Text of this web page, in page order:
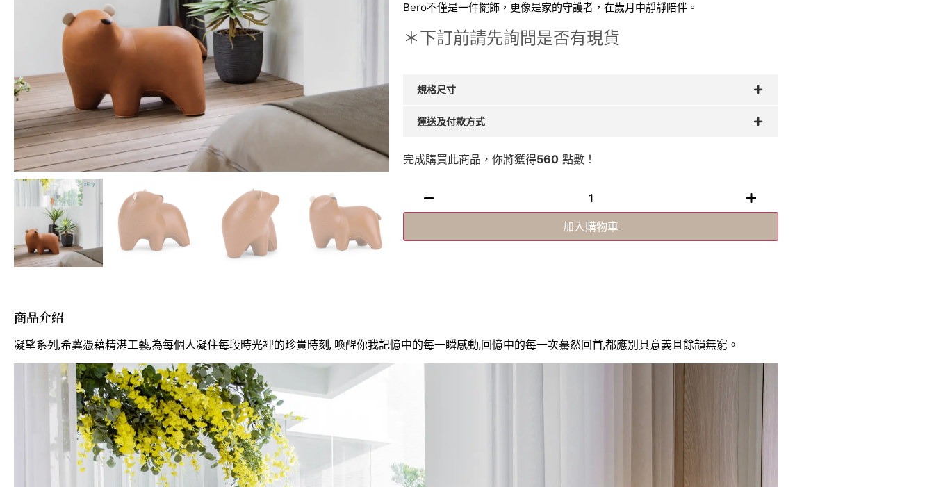
Bero不僅是一件擺飾，更像是家的守護者，在歲月中靜靜陪伴。
＊下訂前請先詢問是否有現貨
規格尺寸
運送及付款方式
完成購買此商品，你將獲得560 點數！
加入購物車
商品介紹
凝望系列,希冀憑藉精湛工藝,為每個人凝住每段時光裡的珍貴時刻, 喚醒你我記憶中的每一瞬感動,回憶中的每一次驀然回首,都應別具意義且餘韻無窮。